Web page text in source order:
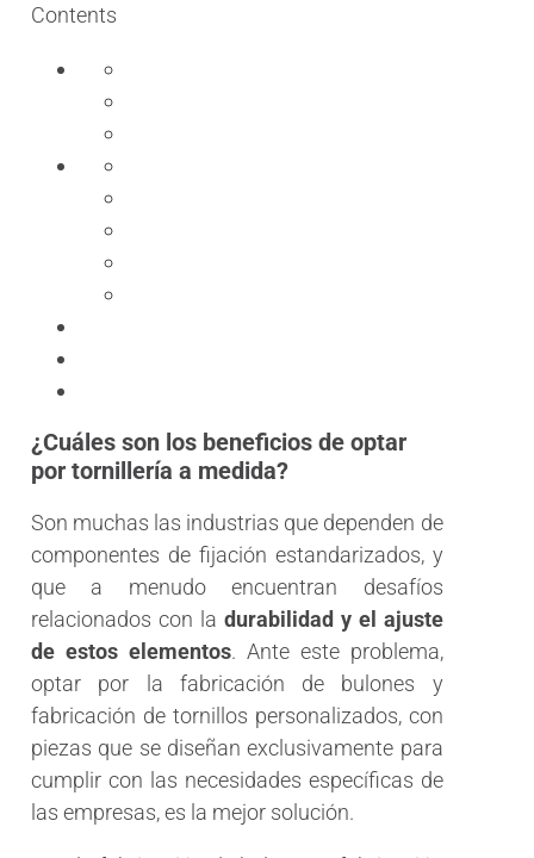
Contents
¿Cuáles son los beneficios de optar
por tornillería a medida?
Son muchas las industrias que dependen de
componentes de fijación estandarizados, y
que a menudo encuentran desafíos
relacionados con la durabilidad y el ajuste
de estos elementos. Ante este problema,
optar por la fabricación de bulones y
fabricación de tornillos personalizados, con
piezas que se diseñan exclusivamente para
cumplir con las necesidades específicas de
las empresas, es la mejor solución.